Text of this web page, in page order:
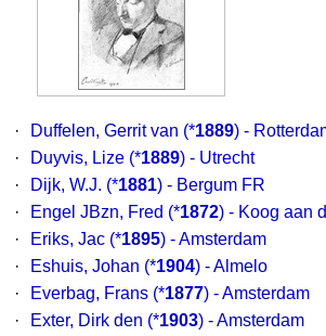
· Duffelen, Gerrit van (*1889) -
·
Duyvis, Lize (*1889) - Utrecht
·
Dijk, W.J. (*1881) - Bergum FR
·
Engel JBzn, Fred (*1872) - Koog aan
·
Eriks, Jac (*1895) - Amsterdam
·
Eshuis, Johan (*1904) - Almelo
·
Everbag, Frans (*1877) - Amsterdam
·
Exter, Dirk den (*1903) - Amsterdam